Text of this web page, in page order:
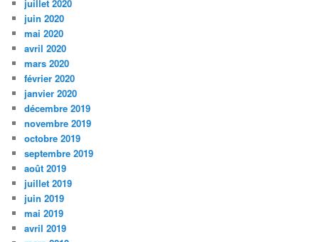
juillet 2020
juin 2020
mai 2020
avril 2020
mars 2020
février 2020
janvier 2020
décembre 2019
novembre 2019
octobre 2019
septembre 2019
août 2019
juillet 2019
juin 2019
mai 2019
avril 2019